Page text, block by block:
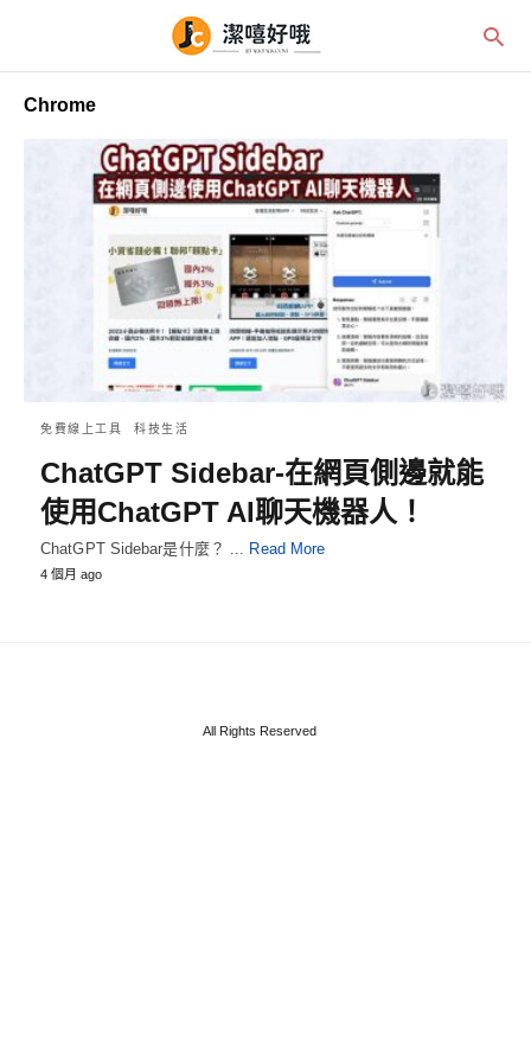
Chrome
免費線上工具 科技生活
ChatGPT Sidebar-在網頁側邊就能
使用ChatGPT AI聊天機器人！
ChatGPT Sidebar是什麼？ ... Read More
4 個月 ago
All Rights Reserved